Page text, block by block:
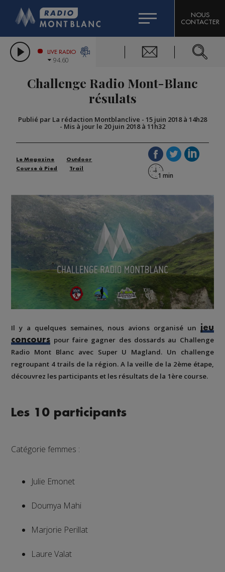
LES CHRONIQUES DE L'EXPERT
CITIZEN MACHINERY
GRAND MASSIF DOMAINES SKIABLES
BIGARD
COMPAGNIE DU MONT-BLANC
NOUS
CONTACTER
LIVE RADIO
94.60
Challenge Radio Mont-Blanc
résulats
Publié par La rédaction Montblanclive - 15 juin 2018 à 14h28
- Mis à jour le 20 juin 2018 à 11h32
Le Magazine
Outdoor
Course à Pied
Trail
Il y a quelques semaines, nous avions organisé un
jeu
concours pour faire gagner des dossards au Challenge
Radio Mont Blanc avec Super U Magland. Un challenge
regroupant 4 trails de la région. A la veille de la 2ème étape,
découvrez les participants et les résultats de la 1ère course.
Les 10 participants
Catégorie femmes :
Julie Emonet
Doumya Mahi
Marjorie Perillat
Laure Valat